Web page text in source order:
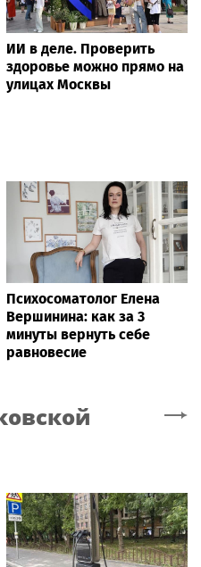
ИИ в деле. Проверить
здоровье можно прямо на
улицах Москвы
Психосоматолог Елена
Вершинина: как за 3
минуты вернуть себе
равновесие